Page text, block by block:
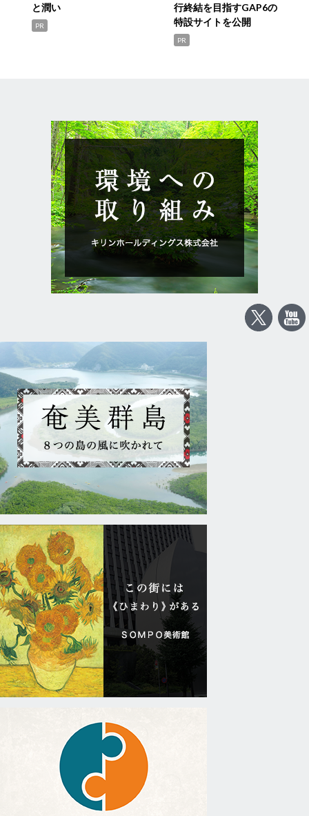
と潤い
PR
行終結を目指すGAP6の
特設サイトを公開
PR